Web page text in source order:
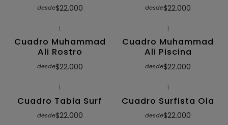
desde$22.000 desde$22.000
|
Cuadro Muhammad
Ali Rostro
desde$22.000
|
Cuadro Muhammad
Ali Piscina
desde$22.000
|
Cuadro Tabla Surf
desde$22.000
|
Cuadro Surfista Ola
desde$22.000